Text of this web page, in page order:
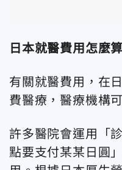
日本就醫費用怎麼算
有關就醫費用，在
費醫療，醫療機構
許多醫院會運用「
點要支付某某日圓